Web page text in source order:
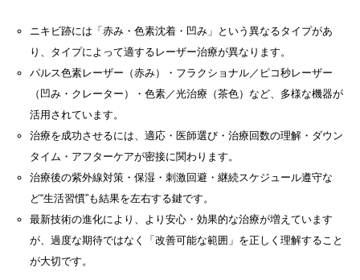
ニキビ跡には「赤み・色素沈着・凹み」という異なるタイプがあ
り、タイプによって適するレーザー治療が異なります。
パルス色素レーザー（赤み）・フラクショナル／ピコ秒レーザー
（凹み・クレーター）・色素／光治療（茶色）など、多様な機器が
活用されています。
治療を成功させるには、適応・医師選び・治療回数の理解・ダウン
タイム・アフターケアが密接に関わります。
治療後の紫外線対策・保湿・刺激回避・継続スケジュール遵守な
ど“生活習慣”も結果を左右する鍵です。
最新技術の進化により、より安心・効果的な治療が増えています
が、過度な期待ではなく「改善可能な範囲」を正しく理解すること
が大切です。